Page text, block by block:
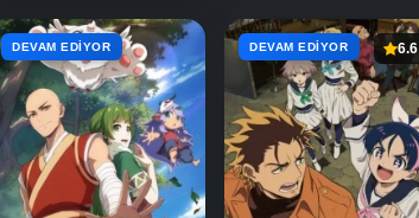
DEVAM EDIYOR DEVAM EDIYOR 6.6